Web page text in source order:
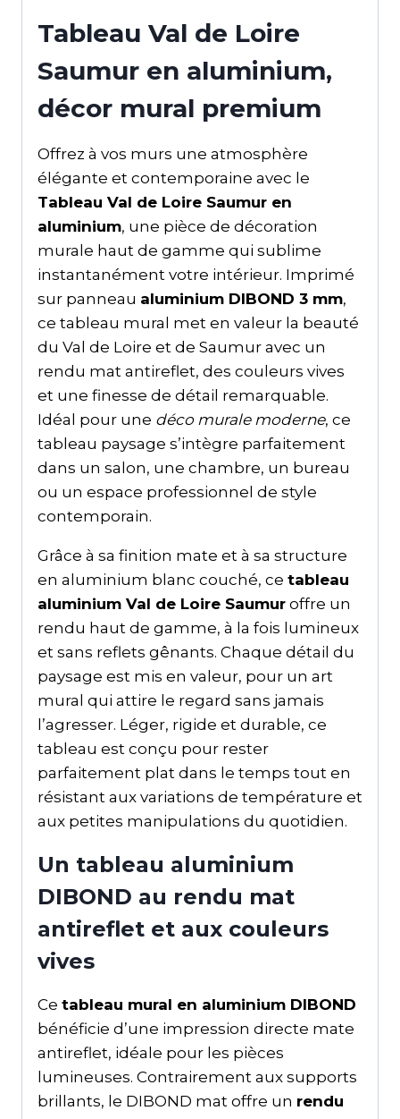
Tableau Val de Loire
Saumur en aluminium,
décor mural premium
Offrez à vos murs une atmosphère
élégante et contemporaine avec le
Tableau Val de Loire Saumur en
aluminium, une pièce de décoration
murale haut de gamme qui sublime
instantanément votre intérieur. Imprimé
sur panneau aluminium DIBOND 3 mm,
ce tableau mural met en valeur la beauté
du Val de Loire et de Saumur avec un
rendu mat antireflet, des couleurs vives
et une finesse de détail remarquable.
Idéal pour une déco murale moderne, ce
tableau paysage s’intègre parfaitement
dans un salon, une chambre, un bureau
ou un espace professionnel de style
contemporain.
Grâce à sa finition mate et à sa structure
en aluminium blanc couché, ce tableau
aluminium Val de Loire Saumur offre un
rendu haut de gamme, à la fois lumineux
et sans reflets gênants. Chaque détail du
paysage est mis en valeur, pour un art
mural qui attire le regard sans jamais
l’agresser. Léger, rigide et durable, ce
tableau est conçu pour rester
parfaitement plat dans le temps tout en
résistant aux variations de température et
aux petites manipulations du quotidien.
Un tableau aluminium
DIBOND au rendu mat
antireflet et aux couleurs
vives
Ce tableau mural en aluminium DIBOND
bénéficie d’une impression directe mate
antireflet, idéale pour les pièces
lumineuses. Contrairement aux supports
brillants, le DIBOND mat offre un rendu